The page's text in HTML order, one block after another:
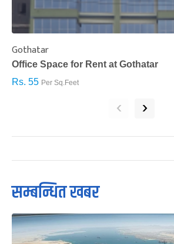
Gothatar
Office Space for Rent at Gothatar
Rs. 55 Per Sq.Feet
‹ ›
सम्बन्धित खबर